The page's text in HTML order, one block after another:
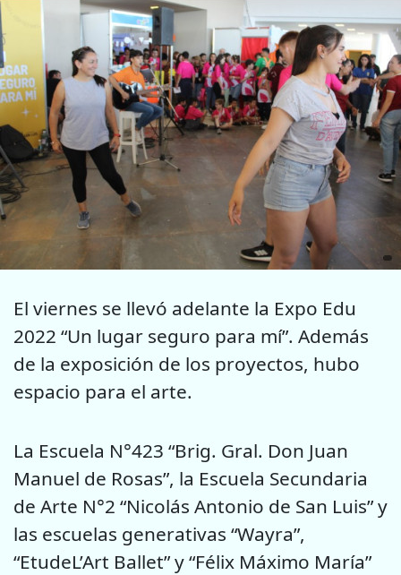
El viernes se llevó adelante la Expo Edu
2022 “Un lugar seguro para mí”. Además
de la exposición de los proyectos, hubo
espacio para el arte.
La Escuela N°423 “Brig. Gral. Don Juan
Manuel de Rosas”, la Escuela Secundaria
de Arte N°2 “Nicolás Antonio de San Luis” y
las escuelas generativas “Wayra”,
“EtudeL’Art Ballet” y “Félix Máximo María”